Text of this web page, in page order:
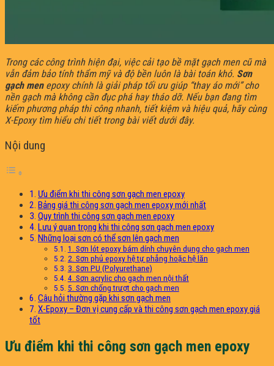
Trong các công trình hiện đại, việc cải tạo bề mặt gạch men cũ mà
vẫn đảm bảo tính thẩm mỹ và độ bền luôn là bài toán khó. Sơn
gạch men epoxy chính là giải pháp tối ưu giúp “thay áo mới” cho
nền gạch mà không cần đục phá hay tháo dỡ. Nếu bạn đang tìm
kiếm phương pháp thi công nhanh, tiết kiệm và hiệu quả, hãy cùng
X-Epoxy tìm hiểu chi tiết trong bài viết dưới đây.
Nội dung
Ưu điểm khi thi công sơn gạch men epoxy
Bảng giá thi công sơn gạch men epoxy mới nhất
Quy trình thi công sơn gạch men epoxy
Lưu ý quan trọng khi thi công sơn gạch men epoxy
Những loại sơn có thể sơn lên gạch men
1. Sơn lót epoxy bám dính chuyên dụng cho gạch men
2. Sơn phủ epoxy hệ tự phẳng hoặc hệ lăn
3. Sơn PU (Polyurethane)
4. Sơn acrylic cho gạch men nội thất
5. Sơn chống trượt cho gạch men
Câu hỏi thường gặp khi sơn gạch men
X-Epoxy – Đơn vị cung cấp và thi công sơn gạch men epoxy giá
tốt
Ưu điểm khi thi công sơn gạch men epoxy